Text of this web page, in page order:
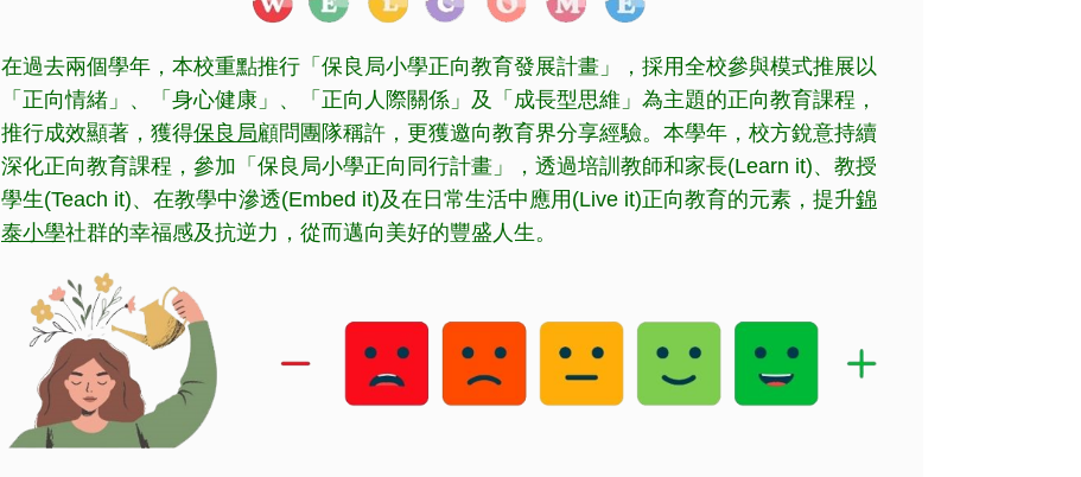
在過去兩個學年，本校重點推行「保良局小學正向教育發展計畫」，採用全校參與模式推展以
「正向情緒」、「身心健康」、「正向人際關係」及「成長型思維」為主題的正向教育課程，
推行成效顯著，獲得保良局顧問團隊稱許，更獲邀向教育界分享經驗。本學年，校方銳意持續
深化正向教育課程，參加「保良局小學正向同行計畫」，透過培訓教師和家長(Learn it)、教授
學生(Teach it)、在教學中滲透(Embed it)及在日常生活中應用(Live it)正向教育的元素，提升錦
泰小學社群的幸福感及抗逆力，從而邁向美好的豐盛人生。